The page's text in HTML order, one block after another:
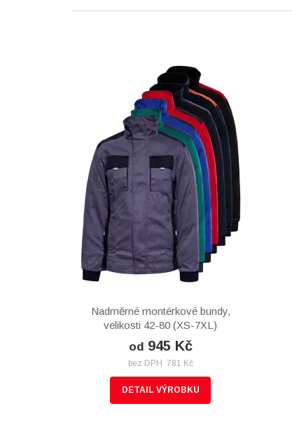
Nadměrné montérkové bundy,
velikosti 42-80 (XS-7XL)
od 945 Kč
bez DPH 781 Kč
DETAIL VÝROBKU